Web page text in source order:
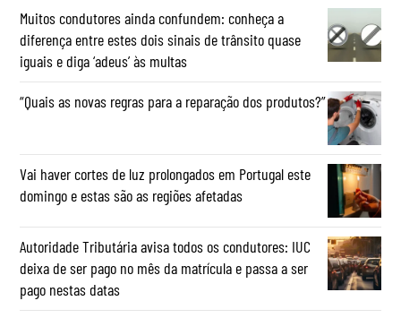
Muitos condutores ainda confundem: conheça a
diferença entre estes dois sinais de trânsito quase
iguais e diga ‘adeus’ às multas
“Quais as novas regras para a reparação dos produtos?”
Vai haver cortes de luz prolongados em Portugal este
domingo e estas são as regiões afetadas
Autoridade Tributária avisa todos os condutores: IUC
deixa de ser pago no mês da matrícula e passa a ser
pago nestas datas